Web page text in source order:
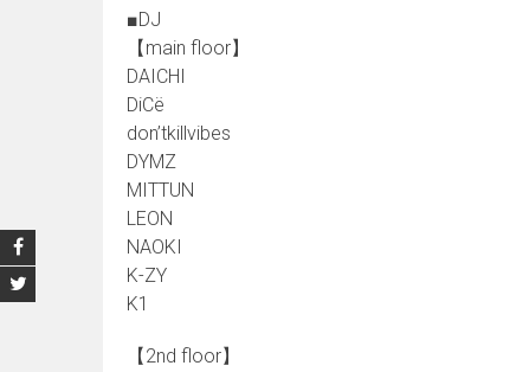
■DJ
【main floor】
DAICHI
DiCё
don’tkillvibes
DYMZ
MITTUN
LEON
NAOKI
K-ZY
K1
【2nd floor】